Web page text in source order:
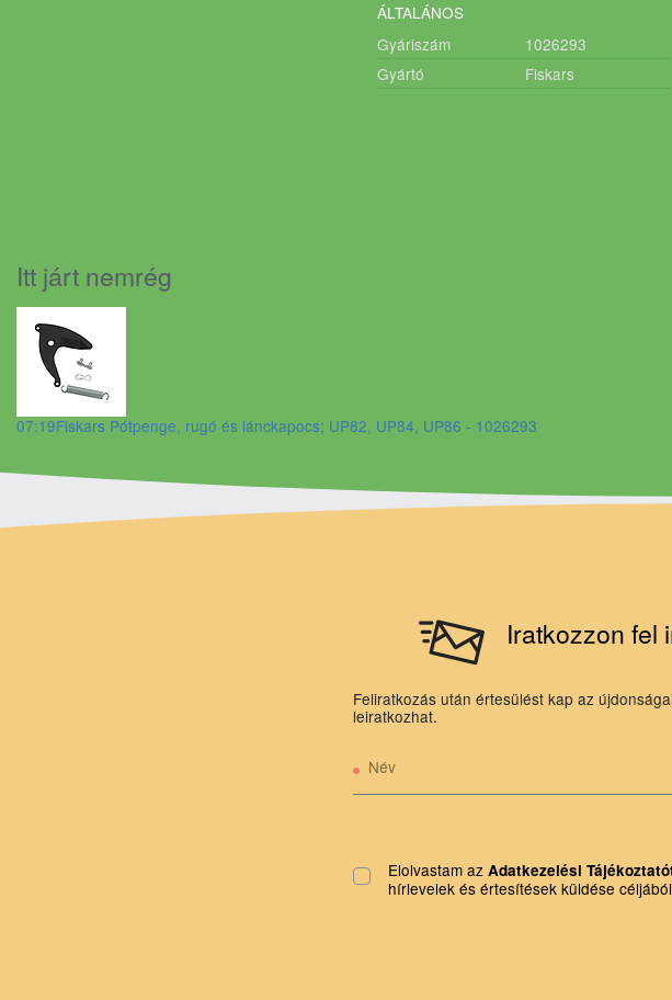
ÁLTALÁNOS
Gyáriszám
1026293
Gyártó
Fiskars
Itt járt nemrég
07:19Fiskars Pótpenge, rugó és lánckapocs; UP82, UP84, UP86 - 1026293
Iratkozzon fel
Feliratkozás után értesülést kap az
leiratkozhat.
Név
Elolvastam az Adatkezelési
hírlevelek és értesítések küldése